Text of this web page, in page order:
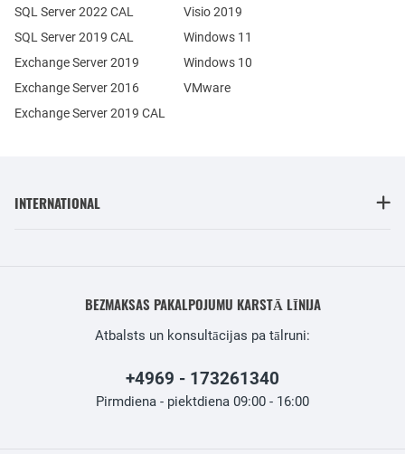
Exchange Server 2019
Exchange Server 2016
SQL Server 2022 CAL
SQL Server 2019 CAL
Exchange Server 2019 CAL
Visio 2019
Windows 11
Windows 10
VMware
INTERNATIONAL
BEZMAKSAS PAKALPOJUMU KARSTĀ LĪNIJA
Atbalsts un konsultācijas pa tālruni:
+4969 - 173261340
Pirmdiena - piektdiena 09:00 - 16:00